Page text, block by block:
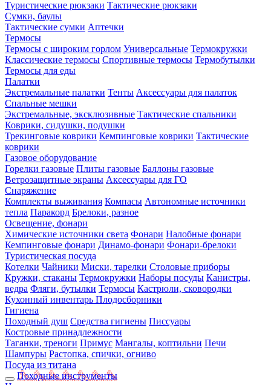
Туристические рюкзаки Тактические рюкзаки
Сумки, баулы
Тактические сумки Аптечки
Термосы
Термосы с широким горлом Универсальные Термокружки
Классические термосы Спортивные термосы Термобутылки
Термосы для еды
Палатки
Экстремальные палатки Тенты Аксессуары для палаток
Спальные мешки
Экстремальные, эксклюзивные Тактические спальники
Коврики, сидушки, подушки
Трекинговые коврики Кемпинговые коврики Тактические
коврики
Газовое оборудование
Горелки газовые Плиты газовые Баллоны газовые
Ветрозащитные экраны Аксессуары для ГО
Снаряжение
Комплекты выживания Компасы Автономные источники
тепла Паракорд Брелоки, разное
Освещение, фонари
Химические источники света Фонари Налобные фонари
Кемпинговые фонари Динамо-фонари Фонари-брелоки
Туристическая посуда
Котелки Чайники Миски, тарелки Столовые приборы
Кружки, стаканы Термокружки Наборы посуды Канистры,
ведра Фляги, бутылки Термосы Кастрюли, сковородки
Кухонный инвентарь Плодосборники
Гигиена
Походный душ Средства гигиены Писсуары
Костровые принадлежности
Таганки, треноги Примус Мангалы, коптильни Печи
Шампуры Растопка, спички, огниво
Посуда из титана
Походные инструменты